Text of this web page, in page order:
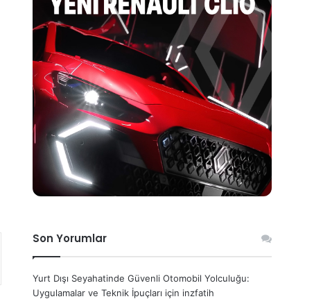
Son Yorumlar
Yurt Dışı Seyahatinde Güvenli Otomobil Yolculuğu:
Uygulamalar ve Teknik İpuçları için inzfatih